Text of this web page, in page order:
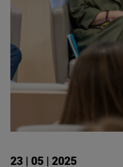
23 | 05 | 2025